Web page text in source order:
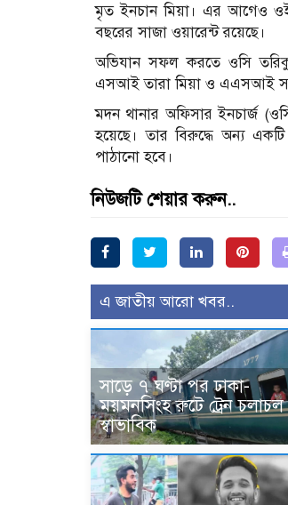
মৃত ইনচান মিয়া। এর আগেও ওই
বছরের সাজা ওয়ারেন্ট রয়েছে।
অভিযান সফল করতে ওসি
এসআই তারা মিয়া ও এএসআই
মদন থানার অফিসার ইনচার্জ
হয়েছে। তার বিরুদ্ধে অন্য
পাঠানো হবে।
নিউজটি শেয়ার করুন..
এ জাতীয় আরো খবর..
সাড়ে ৭ ঘণ্টা পর ঢাকা-
ময়মনসিংহ রুটে ট্রেন চলাচল
স্বাভাবিক